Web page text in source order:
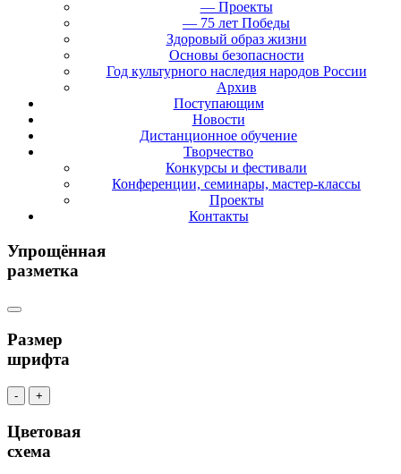
— Проекты
— 75 лет Победы
Здоровый образ жизни
Основы безопасности
Год культурного наследия народов России
Архив
Поступающим
Новости
Дистанционное обучение
Творчество
Конкурсы и фестивали
Конференции, семинары, мастер-классы
Проекты
Контакты
Упрощённая
разметка
Размер
шрифта
- +
Цветовая
схема